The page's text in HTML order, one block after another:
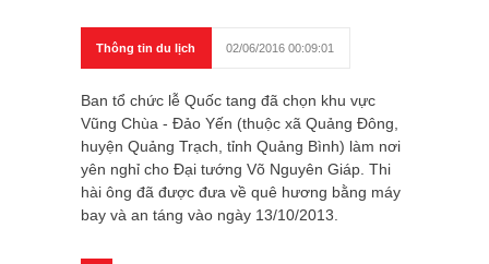
Thông tin du lịch 02/06/2016 00:09:01
Ban tổ chức lễ Quốc tang đã chọn khu vực
Vũng Chùa - Đảo Yến (thuộc xã Quảng Đông,
huyện Quảng Trạch, tỉnh Quảng Bình) làm nơi
yên nghỉ cho Đại tướng Võ Nguyên Giáp. Thi
hài ông đã được đưa về quê hương bằng máy
bay và an táng vào ngày 13/10/2013.